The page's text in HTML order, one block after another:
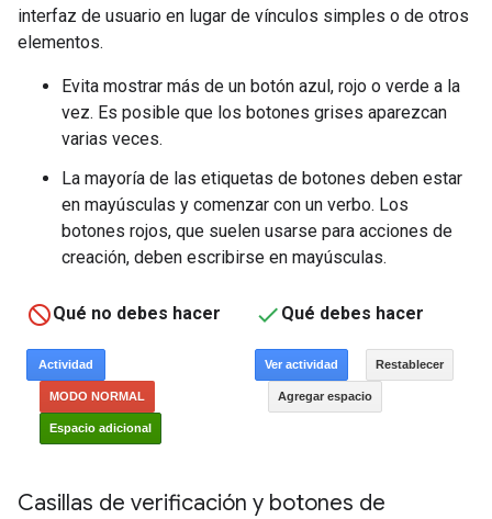
interfaz de usuario en lugar de vínculos simples o de otros
elementos.
Evita mostrar más de un botón azul, rojo o verde a la
vez. Es posible que los botones grises aparezcan
varias veces.
La mayoría de las etiquetas de botones deben estar
en mayúsculas y comenzar con un verbo. Los
botones rojos, que suelen usarse para acciones de
creación, deben escribirse en mayúsculas.
Qué no debes hacer Qué debes hacer
Casillas de verificación y botones de